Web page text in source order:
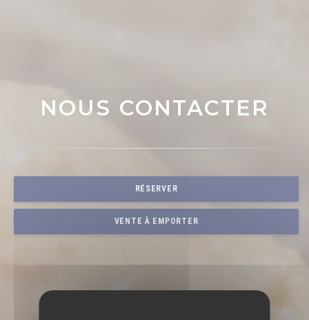
NOUS CONTACTER
RÉSERVER
VENTE À EMPORTER